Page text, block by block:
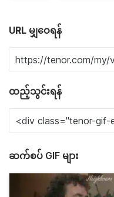
URL မျှဝေရန်
ထည့်သွင်းရန်
ဆက်စပ် GIF များ